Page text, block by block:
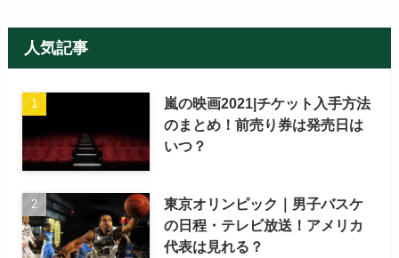
人気記事
嵐の映画2021|チケット入手方法
のまとめ！前売り券は発売日は
いつ？
東京オリンピック｜男子バスケ
の日程・テレビ放送！アメリカ
代表は見れる？